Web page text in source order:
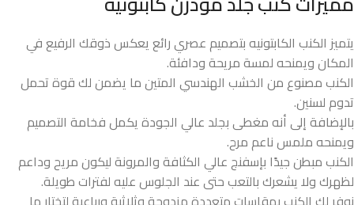
يتميز الكنب الكابتونيه بتصميم عصري رائع يعكس ذوقك الرفيع في
المكان ويمنحه لمسة مريحة ودافئة.
الكنب مصنوع من الخشب الهندسي المتين ما يضمن لك قوة تحمل
تدوم لسنين.
بالإضافة إلى أنه مغطى بجلد عالي الجودة يكمل فخامة التصميم
ويمنحه ملمس ناعم مرح.
الكنب مبطن جيدًا بإسفنج عالي الكثافة والمرونة ليكون مريح وداعم
لظهرك ولا يشعرك بالتعب حتى عند الجلوس عليه لفترات طويلة.